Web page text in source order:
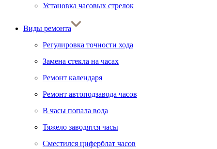
Установка часовых стрелок
Виды ремонта
Регулировка точности хода
Замена стекла на часах
Ремонт календаря
Ремонт автоподзавода часов
В часы попала вода
Тяжело заводятся часы
Сместился циферблат часов